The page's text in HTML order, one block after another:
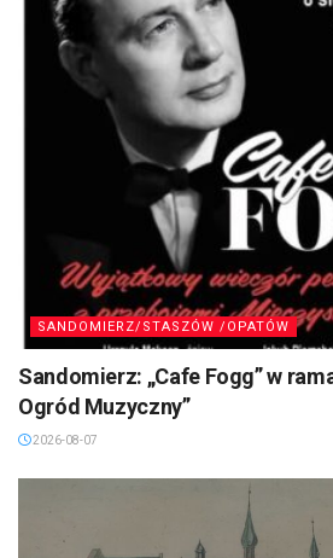
SANDOMIERZ/STASZÓW /OPATÓW
Sandomierz: „Cafe Fogg” w
Ogród Muzyczny”
2026-08-07